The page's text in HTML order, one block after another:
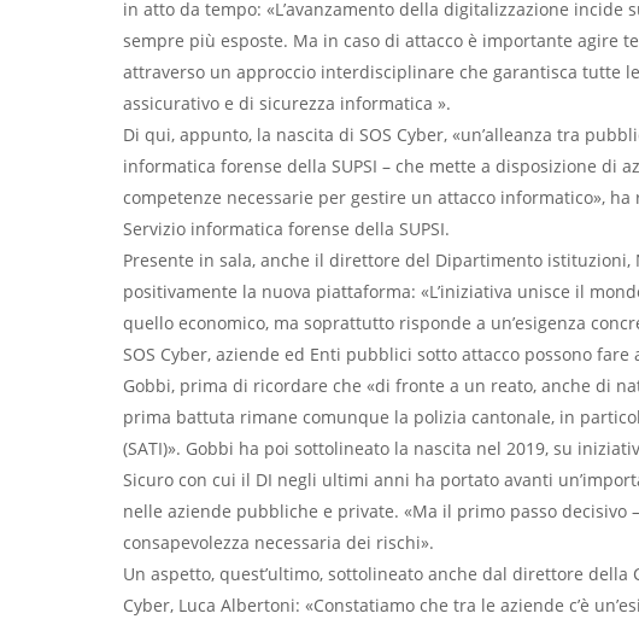
in atto da tempo: «L’avanzamento della digitalizzazione incide
sempre più esposte. Ma in caso di attacco è importante agire
attraverso un approccio interdisciplinare che garantisca tutte
assicurativo e di sicurezza informatica ».
Di qui, appunto, la nascita di SOS Cyber, «un’alleanza tra
informatica forense della SUPSI – che mette a disposizione di
competenze necessarie per gestire un attacco informatico»,
Servizio informatica forense della SUPSI.
Presente in sala, anche il direttore del Dipartimento
positivamente la nuova piattaforma: «L’iniziativa unisce il
quello economico, ma soprattutto risponde a un’esigenza
SOS Cyber, aziende ed Enti pubblici sotto attacco possono
Gobbi, prima di ricordare che «di fronte a un reato, anche di
prima battuta rimane comunque la polizia cantonale, in
(SATI)». Gobbi ha poi sottolineato la nascita nel 2019, su
Sicuro con cui il DI negli ultimi anni ha portato avanti
nelle aziende pubbliche e private. «Ma il primo passo decisivo
consapevolezza necessaria dei rischi».
Un aspetto, quest’ultimo, sottolineato anche dal direttore della
Cyber, Luca Albertoni: «Constatiamo che tra le aziende c’è